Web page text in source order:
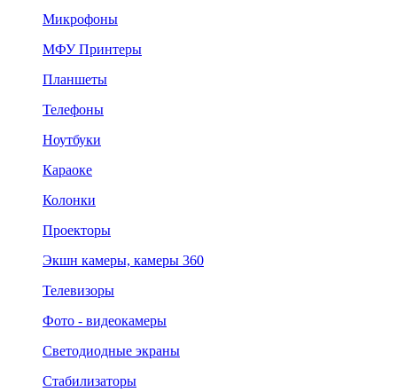
Микрофоны
МФУ Принтеры
Планшеты
Телефоны
Ноутбуки
Караоке
Колонки
Проекторы
Экшн камеры, камеры 360
Телевизоры
Фото - видеокамеры
Светодиодные экраны
Стабилизаторы